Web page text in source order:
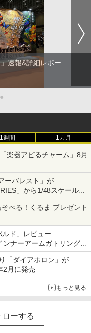
速報&詳細レポー
●
1週間 1カ月
楽器アピるチャーム」8月
ーバレスト」が
」から1/48スケールで
べる！くるま プレゼント
の体験とコラボの楽しさを
ド」レビュー
ンナーアームガトリングの
でキット化！
「ダイアポロン」が
2月に発売
もっと見る
ローする